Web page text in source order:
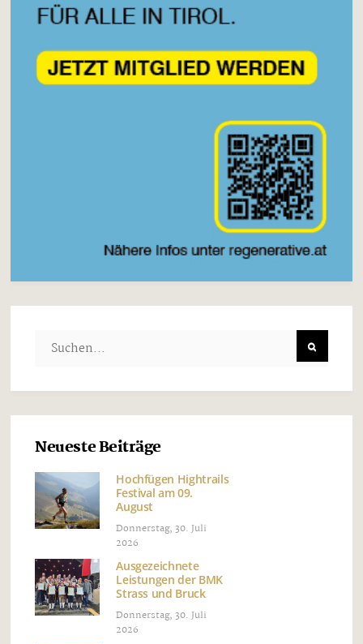
Neueste Beiträge
Hochfügen Hightrails
Festival am 09.
August
Donnerstag, 30. Juli
2026
Ausgezeichnete
Leistungen der BMK
Strass und Bruck
Donnerstag, 30. Juli
2026